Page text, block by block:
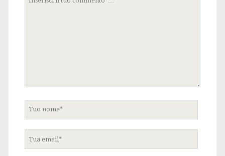
commento
nome
email